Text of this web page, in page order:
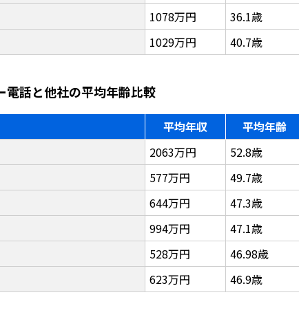
1078万円
36.1歳
1029万円 40.7歳
電話と他社の平均年齢比較
平均年収
平均年齢
2063万円
52.8歳
577万円
49.7歳
644万円
47.3歳
994万円
47.1歳
528万円
46.98歳
623万円 46.9歳